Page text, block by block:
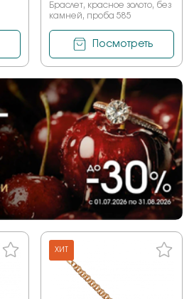
Браслет, красное золото, без
камней, проба 585
Посмотреть
ХИТ